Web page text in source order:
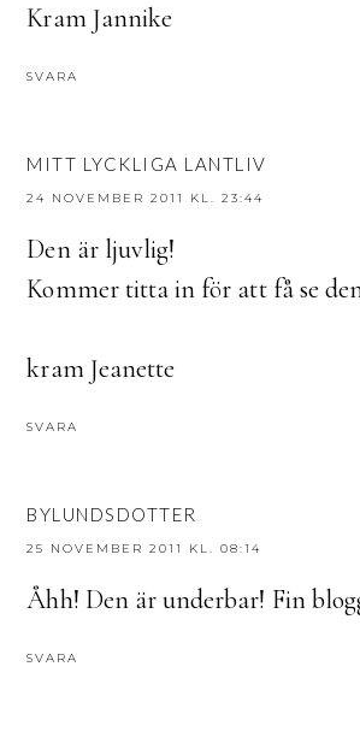
Kram Jannike
SVARA
MITT LYCKLIGA LANTLIV
24 NOVEMBER 2011 KL. 23:44
Den är ljuvlig!
Kommer titta in för att få se
kram Jeanette
SVARA
BYLUNDSDOTTER
25 NOVEMBER 2011 KL. 08:14
Åhh! Den är underbar! Fin
SVARA